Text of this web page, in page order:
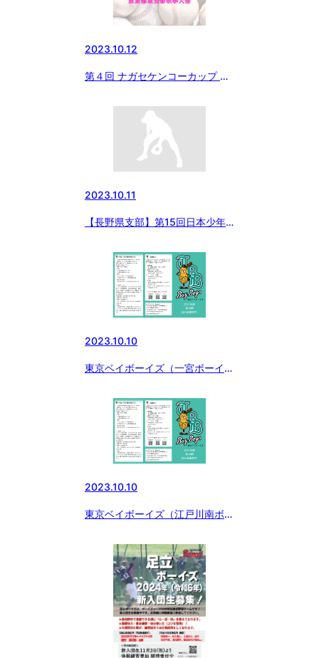
2023.10.12
第４回 ナガセケンコーカップ 日
2023.10.11
【長野県支部】第15回日本少年
回日本少年野球春季全国大会長野
県支部予選）開催
2023.10.10
東京ベイボーイズ（一宮ボーイ
2023.10.10
東京ベイボーイズ（江戸川南ボー